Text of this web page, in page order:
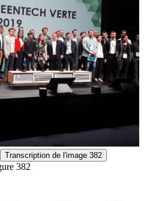
Transcription de l'image 382
382